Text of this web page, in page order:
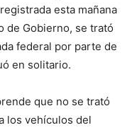
esta mañana
de Gobierno, se trató
federal por parte de
en solitario.
que no se trató
los vehículos del